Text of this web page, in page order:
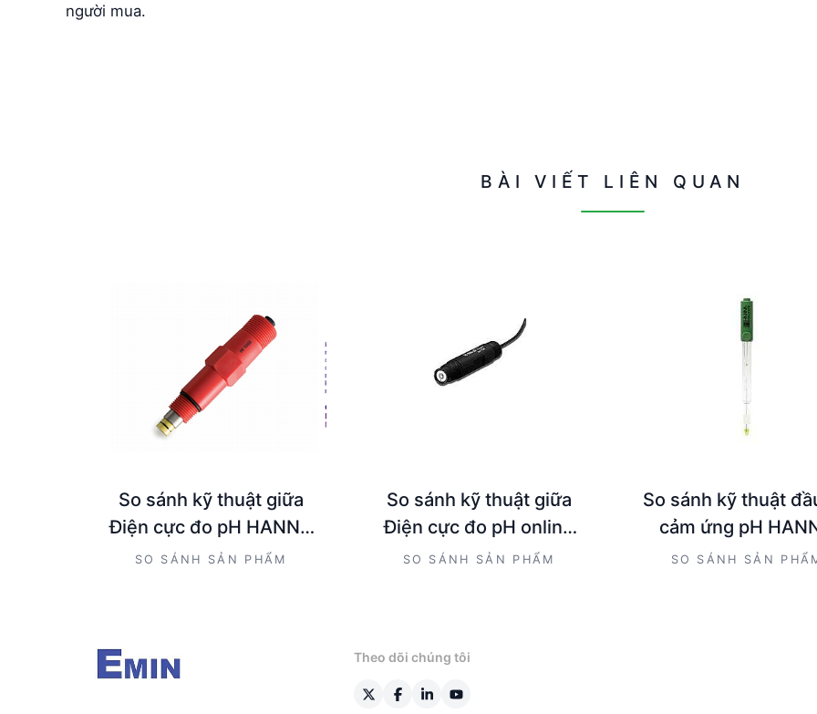
người mua.
BÀI VIẾT LIÊN QUAN
So sánh kỹ thuật giữa
Điện cực đo pH HANNA
HI1005 và Đầu đo cảm
SO SÁNH SẢN PHẨM
So sánh kỹ thuật giữa
Điện cực đo pH online
Hana HI6101805 và Đầu
SO SÁNH SẢN PHẨM
So sánh kỹ thuật
cảm ứng pH
HI1049B và
SO SÁNH SẢN
Theo dõi chúng tôi